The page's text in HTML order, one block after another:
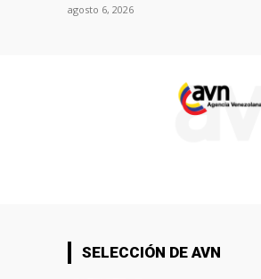
agosto 6, 2026
SELECCIÓN DE AVN